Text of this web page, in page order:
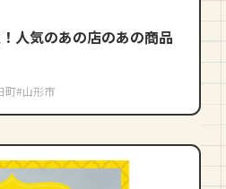
人気のあの店のあの商品
町#山形市